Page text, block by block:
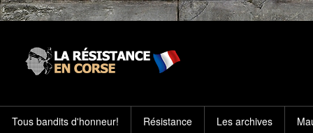
Tous bandits d'honneur! Résistance Les archives